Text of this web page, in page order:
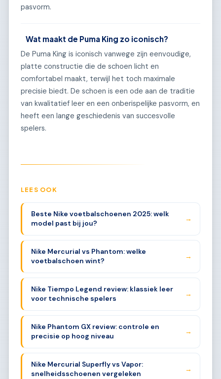
pasvorm.
Wat maakt de Puma King zo iconisch?
De Puma King is iconisch vanwege zijn eenvoudige,
platte constructie die de schoen licht en
comfortabel maakt, terwijl het toch maximale
precisie biedt. De schoen is een ode aan de traditie
van kwalitatief leer en een onberispelijke pasvorm, en
heeft een lange geschiedenis van succesvolle
spelers.
LEES OOK
Beste Nike voetbalschoenen 2025: welk
model past bij jou?
→
Nike Mercurial vs Phantom: welke
voetbalschoen wint?
→
Nike Tiempo Legend review: klassiek leer
voor technische spelers
→
Nike Phantom GX review: controle en
precisie op hoog niveau
→
Nike Mercurial Superfly vs Vapor:
snelheidsschoenen vergeleken
→